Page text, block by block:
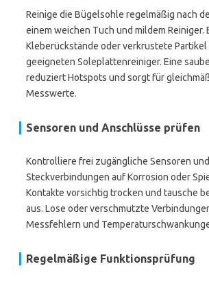
Reinige die Bügelsohle regelmäßig nach
einem weichen Tuch und mildem Reiniger.
Kleberückstände oder verkrustete Partikel
geeigneten Soleplattenreiniger. Eine
reduziert Hotspots und sorgt für
Messwerte.
Sensoren und Anschlüsse prüfen
Kontrolliere frei zugängliche Sensoren und
Steckverbindungen auf Korrosion oder
Kontakte vorsichtig trocken und tausche
aus. Lose oder verschmutzte
Messfehlern und
Regelmäßige Funktionsprüfung